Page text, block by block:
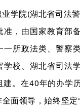
学院(湖北省司法
准，由国家教育部
一所政法类、警察
学校、湖北省司法
建。在40年的办学
面领导，始终坚定